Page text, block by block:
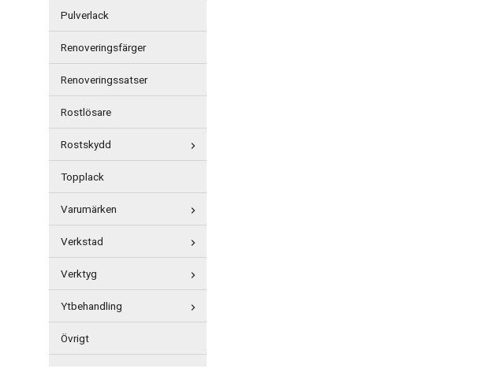
Pulverlack
Renoveringsfärger
Renoveringssatser
Rostlösare
Rostskydd
Topplack
Varumärken
Verkstad
Verktyg
Ytbehandling
Övrigt